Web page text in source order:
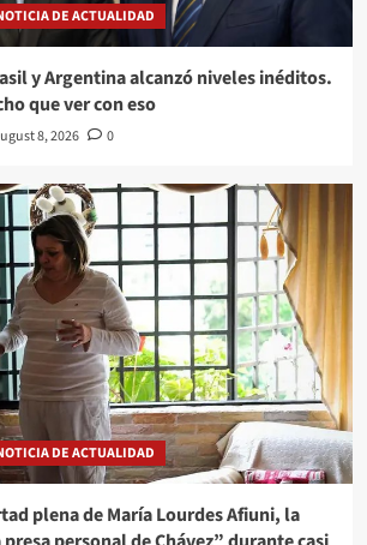
DE ACTUALIDAD
y Argentina alcanzó niveles inéditos.
que ver con eso
8, 2026 0
DE ACTUALIDAD
plena de María Lourdes Afiuni, la